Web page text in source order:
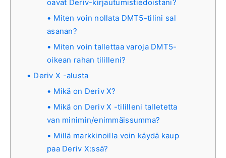
oavat Deriv-kirjautumistiedoistani?
Miten voin nollata DMT5-tilini sal
asanan?
Miten voin tallettaa varoja DMT5-
oikean rahan tililleni?
Deriv X -alusta
Mikä on Deriv X?
Mikä on Deriv X -tililleni talletetta
van minimin/enimmäissumma?
Millä markkinoilla voin käydä kaup
paa Deriv X:ssä?